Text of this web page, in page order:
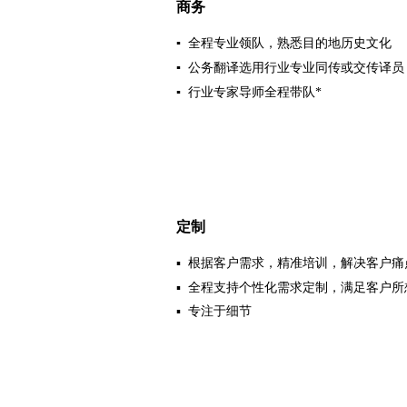
商务
▪ 全程专业领队，熟悉目的地历史文化
▪ 公务翻译选用行业专业同传或交传译
▪ 行业专家导师全程带队*
定制
▪ 根据客户需求，精准培训，解决客户痛
▪ 全程支持个性化需求定制，满足客户
▪ 专注于细节